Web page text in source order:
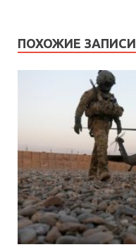
ПОХОЖИЕ ЗАПИСИ